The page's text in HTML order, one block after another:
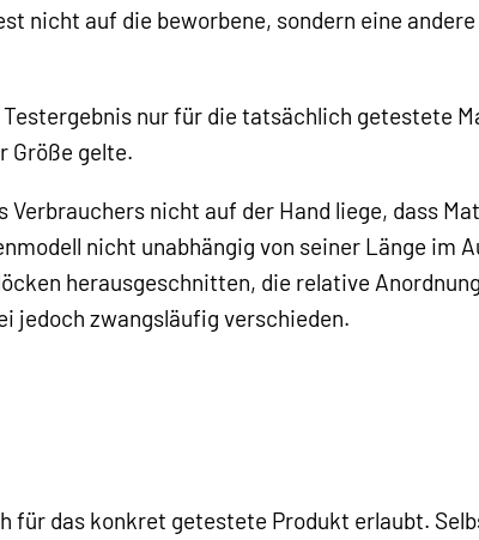
nicht auf die beworbene, sondern eine
nur für die tatsächlich getestete
Größe gelte.
nicht auf der Hand liege, dass
nicht unabhängig von seiner Länge im
herausgeschnitten, die relative
jedoch zwangsläufig verschieden.
für das konkret getestete Produkt erlaubt.